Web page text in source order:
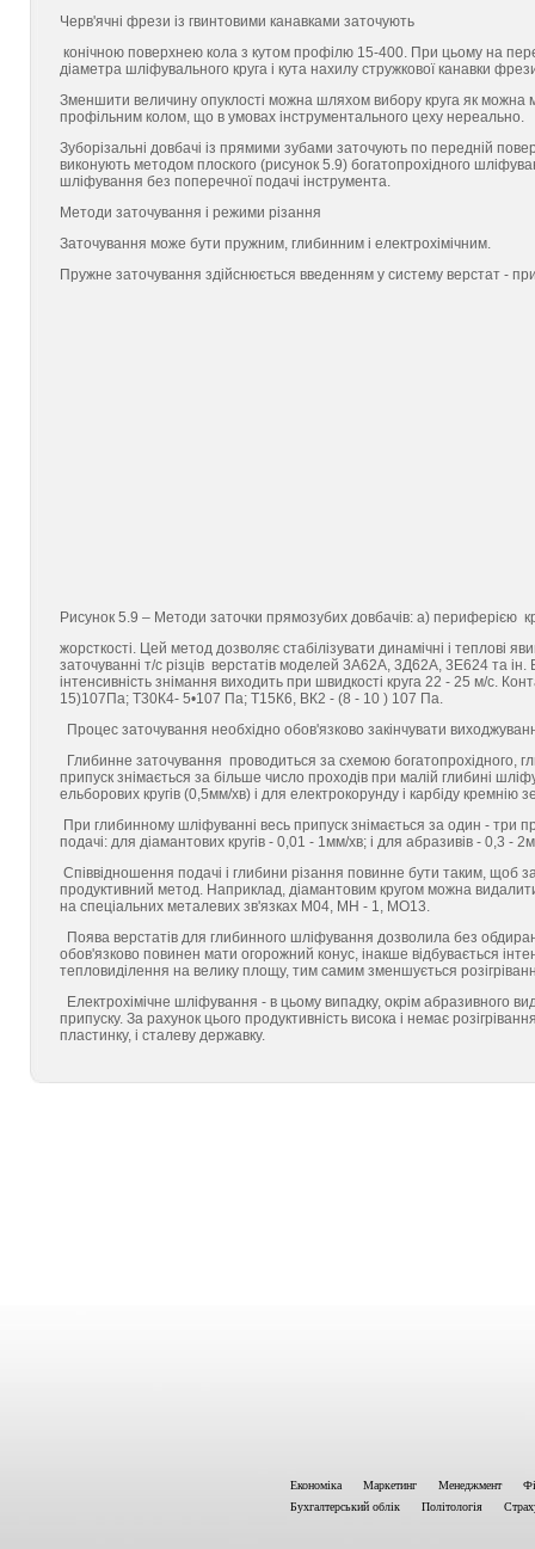
Черв'ячні фрези із гвинтовими канавками заточують
конічною поверхнею кола з кутом профілю 15-400. При цьому на
діаметра шліфувального круга і кута нахилу стружкової канавки
Зменшити величину опуклості можна шляхом вибору круга як можна
профільним колом, що в умовах інструментального цеху нереально.
Зуборізальні довбачі із прямими зубами заточують по передній
виконують методом плоского (рисунок 5.9) богатопрохідного
шліфування без поперечної подачі інструмента.
Методи заточування і режими різання
Заточування може бути пружним, глибинним і електрохімічним.
Пружне заточування здійснюється введенням у систему верстат -
Рисунок 5.9 – Методи заточки прямозубих довбачів: а) периферією
жорсткості. Цей метод дозволяє стабілізувати динамічні і теплові
заточуванні т/с різців верстатів моделей 3А62А, 3Д62А, 3Е624 та
інтенсивність знімання виходить при швидкості круга 22 - 25 м/с.
15)107Па; Т30К4- 5•107 Па; Т15К6, ВК2 - (8 - 10 ) 107 Па.
Процес заточування необхідно обов'язково закінчувати
Глибинне заточування проводиться за схемою богатопрохідного,
припуск знімається за більше число проходів при малій глибині
ельборових кругів (0,5мм/хв) і для електрокорунду і карбіду кремнію
При глибинному шліфуванні весь припуск знімається за один - три
подачі: для діамантових кругів - 0,01 - 1мм/хв; і для абразивів - 0,3 -
Співвідношення подачі і глибини різання повинне бути таким, щоб
продуктивний метод. Наприклад, діамантовим кругом можна
на спеціальних металевих зв'язках М04, МН - 1, МО13.
Поява верстатів для глибинного шліфування дозволила без
обов'язково повинен мати огорожний конус, інакше відбувається
тепловиділення на велику площу, тим самим зменшується
Електрохімічне шліфування - в цьому випадку, окрім абразивного
припуску. За рахунок цього продуктивність висока і немає
пластинку, і сталеву державку.
Економіка Маркетинг Менеджмент
Бухгалтерський облік
Політологія